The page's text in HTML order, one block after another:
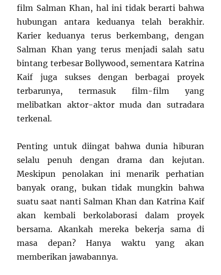
film Salman Khan, hal ini tidak berarti bahwa
hubungan antara keduanya telah berakhir.
Karier keduanya terus berkembang, dengan
Salman Khan yang terus menjadi salah satu
bintang terbesar Bollywood, sementara Katrina
Kaif juga sukses dengan berbagai proyek
terbarunya, termasuk film-film yang
melibatkan aktor-aktor muda dan sutradara
terkenal.
Penting untuk diingat bahwa dunia hiburan
selalu penuh dengan drama dan kejutan.
Meskipun penolakan ini menarik perhatian
banyak orang, bukan tidak mungkin bahwa
suatu saat nanti Salman Khan dan Katrina Kaif
akan kembali berkolaborasi dalam proyek
bersama. Akankah mereka bekerja sama di
masa depan? Hanya waktu yang akan
memberikan jawabannya.